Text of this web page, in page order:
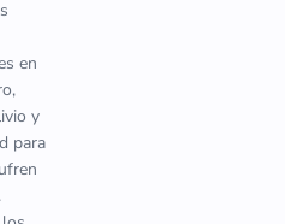
en
y
para